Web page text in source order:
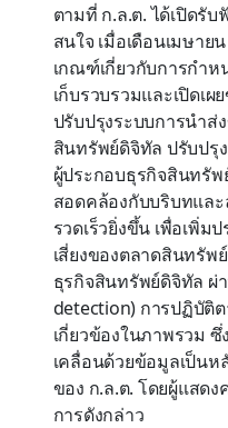
ตามที่ ก.ล.ต. ได้เปิดรั
สนใจ เมื่อเดือนเมษาย
เกณฑ์เกี่ยวกับการกำ
เก็บรวบรวมและเปิดเ
ปรับปรุงระบบการนำส่
สินทรัพย์ดิจิทัล ปรับปรุ
ผู้ประกอบธุรกิจสินทรั
สอดคล้องกับบริบทแล
รวดเร็วยิ่งขึ้น เพื่อเพิ่
เสี่ยงของตลาดสินทรั
ธุรกิจสินทรัพย์ดิจิทัล ผ่
detection) การปฏิบัติ
เกี่ยวข้องในภาพรวม
เคลื่อนด้วยข้อมูลเป็น
ของ ก.ล.ต. โดยผู้แสด
การดังกล่าว